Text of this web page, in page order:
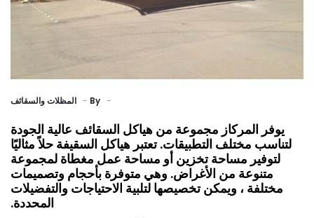
By المظلات والسقائف
يوفر المركاز مجموعة من هياكل السقائف عالية الجودة
لتناسب مختلف التطبيقات. تعتبر هياكل السقيفة حلاً مثاليًا
لتوفير مساحة تخزين أو مساحة عمل مغطاة لمجموعة
متنوعة من الأغراض. وهي متوفرة بأحجام وتصميمات
مختلفة ، ويمكن تخصيصها لتلبية الاحتياجات والتفضيلات
المحددة.